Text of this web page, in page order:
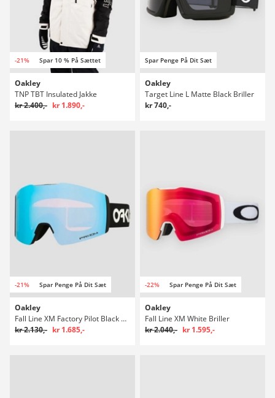
-21% Spar 10 % På Sættet
Oakley
TNP TBT Insulated Jakke
kr 2.400,- kr 1.890,-
Spar Penge På Dit Sæt
Oakley
Target Line L Matte Black Briller
kr 740,-
-21% Spar Penge På Dit Sæt
Oakley
Fall Line XM Factory Pilot Black Briller
kr 2.130,- kr 1.685,-
-22% Spar Penge På Dit Sæt
Oakley
Fall Line XM White Briller
kr 2.040,- kr 1.595,-